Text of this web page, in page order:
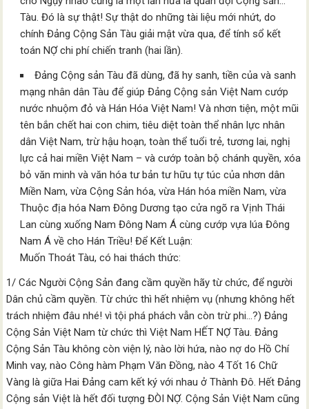
Tàu. Đó là sự thật! Sự thật do những tài liệu mới nhứt, do
chính Đảng Cộng Sản Tàu giải mật vừa qua, để tính sổ kết
toán NỢ chi phí chiến tranh (hai lần).
Đảng Cộng sản Tàu đã dùng, đã hy sanh, tiền của và sanh
mạng nhân dân Tàu để giúp Đảng Cộng sản Việt Nam cướp
nước nhuộm đỏ và Hán Hóa Việt Nam! Và nhơn tiện, một mũi
tên bắn chết hai con chim, tiêu diệt toàn thể nhân lực nhân
dân Việt Nam, trừ hậu hoạn, toàn thể tuổi trẻ, tương lai, nghị
lực cả hai miền Việt Nam – và cướp toàn bộ chánh quyền, xóa
bỏ văn minh và văn hóa tư bản tư hữu tự túc của nhơn dân
Miền Nam, vừa Cộng Sản hóa, vừa Hán hóa miền Nam, vừa
Thuộc địa hóa Nam Đông Dương tạo cửa ngõ ra Vịnh Thái
Lan cùng xuống Nam Đông Nam Á cùng cướp vựa lúa Đông
Nam Á về cho Hán Triều! Để Kết Luận:
Muốn Thoát Tàu, có hai thách thức:
1/ Các Người Cộng Sản đang cầm quyền hãy từ chức, để người
Dân chủ cầm quyền. Từ chức thì hết nhiệm vụ (nhưng không hết
trách nhiệm đâu nhé! vì tội phá phách vẫn còn trừ phi…?) Đảng
Cộng Sản Việt Nam từ chức thì Việt Nam HẾT NỢ Tàu. Đảng
Cộng Sản Tàu không còn viện lý, nào lời hứa, nào nợ do Hồ Chí
Minh vay, nào Công hàm Phạm Văn Đồng, nào 4 Tốt 16 Chữ
Vàng là giữa Hai Đảng cam kết ký với nhau ở Thành Đô. Hết Đảng
Cộng sản Việt là hết đối tượng ĐÒI NỢ. Cộng Sản Việt Nam cũng